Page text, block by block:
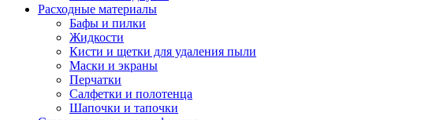
Расходные материалы
Бафы и пилки
Жидкости
Кисти и щетки для удаления пыли
Маски и экраны
Перчатки
Салфетки и полотенца
Шапочки и тапочки